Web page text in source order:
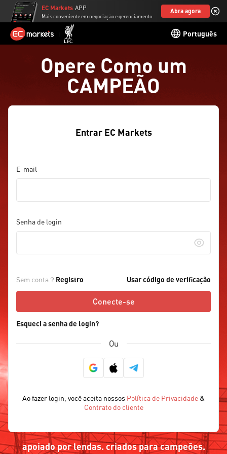
EC Markets APP
Mais conveniente em negociação e gerenciamento
Abra agora
Português
Opere Como um
CAMPEÃO
Entrar EC Markets
E-mail
Senha de login
Sem conta？ Registro Usar código de verificação
Conecte-se
Esqueci a senha de login?
Ou
Ao fazer login, você aceita nossos Política de Privacidade &
Contrato do cliente
apoiado por lendas. criados para campeões.